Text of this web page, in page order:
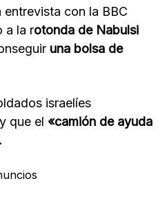
entrevista con la BBC
a la rotonda de Nabulsi
una bolsa de
israelíes
que el «camión de ayuda